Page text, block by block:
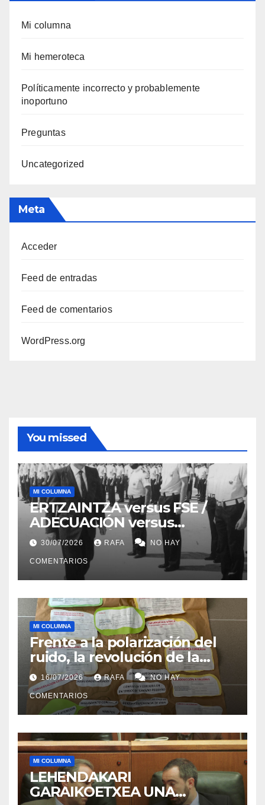
Mi columna
Mi hemeroteca
Polí­ticamente incorrecto y probablemente
inoportuno
Preguntas
Uncategorized
Meta
Acceder
Feed de entradas
Feed de comentarios
WordPress.org
You missed
MI COLUMNA
ERTZAINTZA versus FSE /
ADECUACIÓN versus
SUSTITUCIÓN
30/07/2026 RAFA NO HAY
COMENTARIOS
MI COLUMNA
Frente a la polarización del
ruido, la revolución de la
acogida
16/07/2026 RAFA NO HAY
COMENTARIOS
MI COLUMNA
LEHENDAKARI
GARAIKOETXEA UNA